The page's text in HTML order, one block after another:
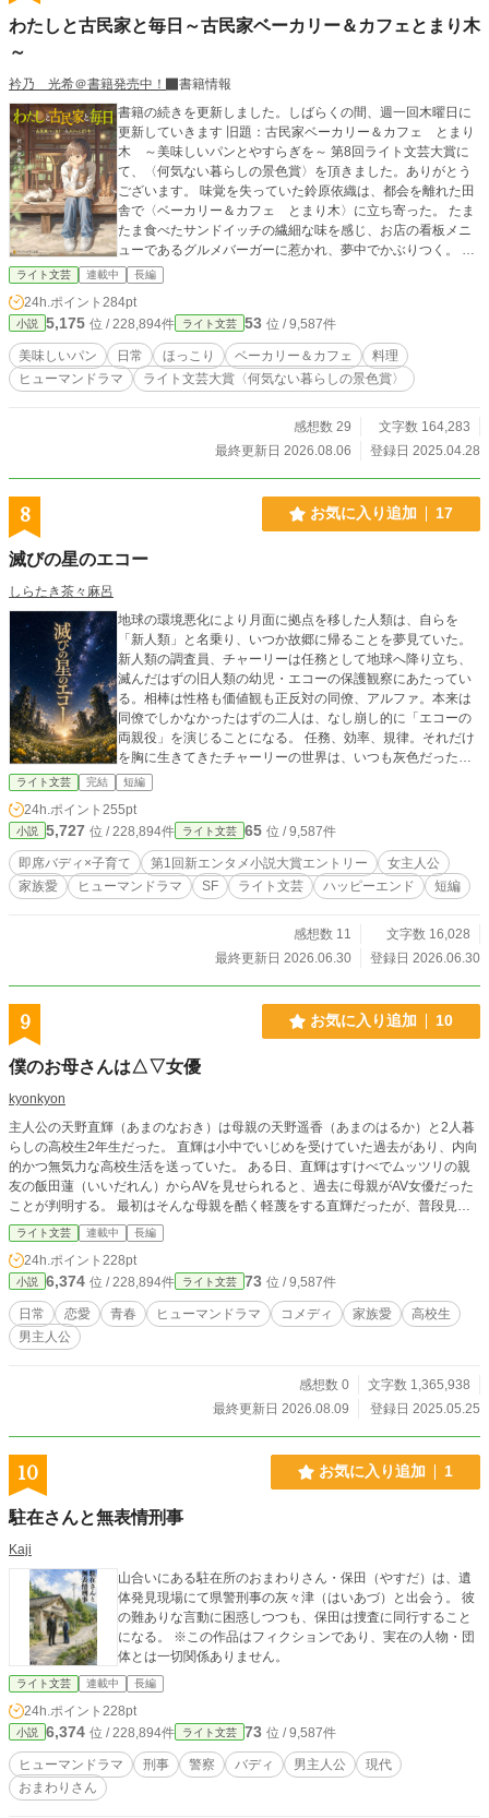
わたしと古民家と毎日～古民家ベーカリー＆カフェとまり木
～
衿乃 光希＠書籍発売中！
書籍情報
書籍の続きを更新しました。しばらくの間、週一回木曜日に
更新していきます 旧題：古民家ベーカリー＆カフェ とまり
木 ～美味しいパンとやすらぎを～ 第8回ライト文芸大賞に
て、〈何気ない暮らしの景色賞〉を頂きました。ありがとう
ございます。 味覚を失っていた鈴原依織は、都会を離れた田
舎で〈ベーカリー＆カフェ とまり木〉に立ち寄った。 たま
たま食べたサンドイッチの繊細な味を感じ、お店の看板メニ
ューであるグルメバーガーに惹かれ、夢中でかぶりつく。 味
覚を取り戻した依織は、ストレスだらけの仕事を退職し、と
まり木で働きたいと願い出る。 田舎暮らしでの再生と癒し
と、美味しいパンの物語。 ＊フィクションです。
ライト文芸 連載中 長編
24h.ポイント 284pt
小説 5,175 位 / 228,894件 ライト文芸 53 位 / 9,587件
美味しいパン 日常 ほっこり ベーカリー＆カフェ
料理
ヒューマンドラマ
ライト文芸大賞〈何気ない暮らしの景色賞〉
感想数 29
文字数 164,283
最終更新日 2026.08.06
登録日 2025.04.28
8 お気に入り追加 17
滅びの星のエコー
しらたき茶々麻呂
地球の環境悪化により月面に拠点を移した人類は、自らを
「新人類」と名乗り、いつか故郷に帰ることを夢見ていた。
新人類の調査員、チャーリーは任務として地球へ降り立ち、
滅んだはずの旧人類の幼児・エコーの保護観察にあたってい
る。相棒は性格も価値観も正反対の同僚、アルファ。本来は
同僚でしかなかったはずの二人は、なし崩し的に「エコーの
両親役」を演じることになる。 任務、効率、規律。それだけ
を胸に生きてきたチャーリーの世界は、いつも灰色だった。
けれど、相棒と共に小さな命と紡ぐ時間が、彼女の凍りつい
た世界に一筋の光を差し込んでいく。 これは与えられた任務
が繋いだ、ひとつの家族の物語。
ライト文芸 完結 短編
24h.ポイント 255pt
小説 5,727 位 / 228,894件 ライト文芸 65 位 / 9,587件
即席バディ×子育て 第1回新エンタメ小説大賞エントリー
女主人公
家族愛
ヒューマンドラマ SF ライト文芸 ハッピーエンド 短編
感想数 11
文字数 16,028
最終更新日 2026.06.30
登録日 2026.06.30
9 お気に入り追加 10
僕のお母さんは△▽女優
kyonkyon
主人公の天野直輝（あまのなおき）は母親の天野遥香（あまのはるか）と2人暮
らしの高校生2年生だった。 直輝は小中でいじめを受けていた過去があり、内向
的かつ無気力な高校生活を送っていた。 ある日、直輝はすけべでムッツリの親
友の飯田蓮（いいだれん）からAVを見せられると、過去に母親がAV女優だった
ことが判明する。 最初はそんな母親を酷く軽蔑をする直輝だったが、普段見せ
ることのなかった母親の過去の苦悩や覚悟を知り、母親と向き合って成長をして
いく物語。 エロい物語だと思ったやつ、すまんな。 この物語はエロ要素はあり
ません。 テーマは「家族愛と成長」。 きっと読んだら少しでも前を向いていけ
る、そんな物語。
ライト文芸 連載中 長編
24h.ポイント 228pt
小説 6,374 位 / 228,894件 ライト文芸 73 位 / 9,587件
日常 恋愛 青春 ヒューマンドラマ コメディ 家族愛
高校生
男主人公
感想数 0
文字数 1,365,938
最終更新日 2026.08.09
登録日 2025.05.25
10 お気に入り追加 1
駐在さんと無表情刑事
Kaji
山合いにある駐在所のおまわりさん・保田（やすだ）は、遺
体発見現場にて県警刑事の灰々津（はいあづ）と出会う。 彼
の難ありな言動に困惑しつつも、保田は捜査に同行すること
になる。 ※この作品はフィクションであり、実在の人物・団
体とは一切関係ありません。
ライト文芸 連載中 長編
24h.ポイント 228pt
小説 6,374 位 / 228,894件 ライト文芸 73 位 / 9,587件
ヒューマンドラマ 刑事 警察 バディ 男主人公
現代
おまわりさん